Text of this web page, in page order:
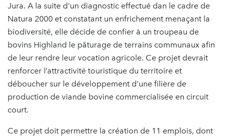
Jura. A la suite d'un diagnostic effectué dan le cadre de
Natura 2000 et constatant un enfrichement menaçant la
biodiversité, elle décide de confier à un troupeau de
bovins Highland le pâturage de terrains communaux afin
de leur rendre leur vocation agricole. Ce projet devrait
renforcer l’attractivité touristique du territoire et
déboucher sur le développement d’une filière de
production de viande bovine commercialisée en circuit
court.
Ce projet doit permettre la création de 11 emplois, dont